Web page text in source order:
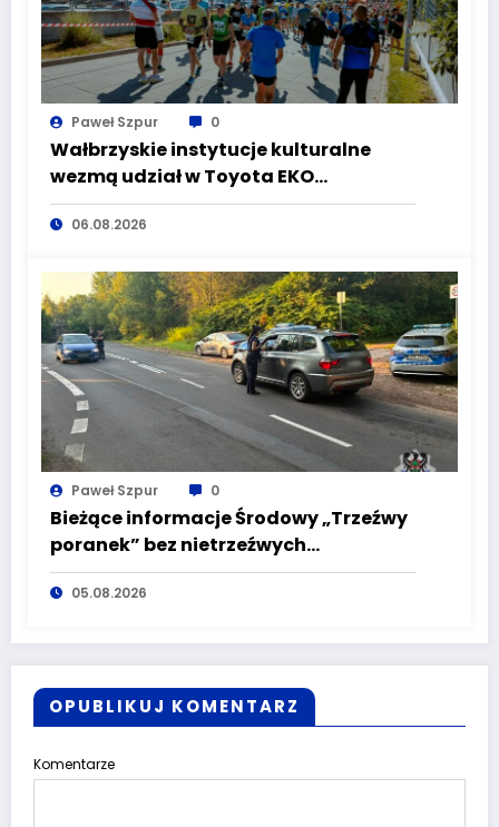
Paweł Szpur 0
Wałbrzyskie instytucje kulturalne
wezmą udział w Toyota EKO
Półmaraton Wałbrzych
06.08.2026
Paweł Szpur 0
Bieżące informacje Środowy „Trzeźwy
poranek” bez nietrzeźwych
kierujących! To cieszy!
05.08.2026
OPUBLIKUJ KOMENTARZ
Komentarze